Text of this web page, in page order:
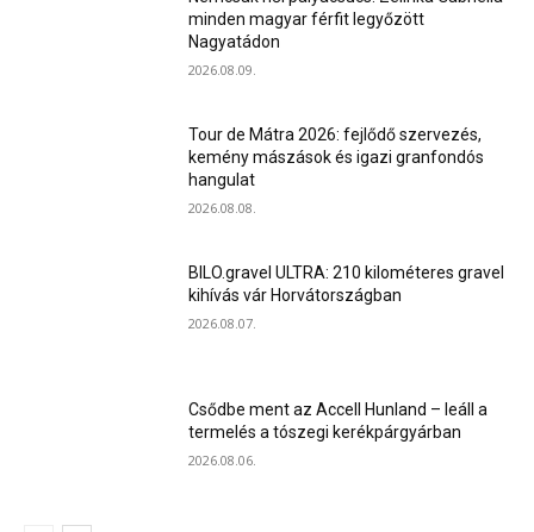
minden magyar férfit legyőzött
Nagyatádon
2026.08.09.
Tour de Mátra 2026: fejlődő szervezés,
kemény mászások és igazi granfondós
hangulat
2026.08.08.
BILO.gravel ULTRA: 210 kilométeres gravel
kihívás vár Horvátországban
2026.08.07.
Csődbe ment az Accell Hunland – leáll a
termelés a tószegi kerékpárgyárban
2026.08.06.